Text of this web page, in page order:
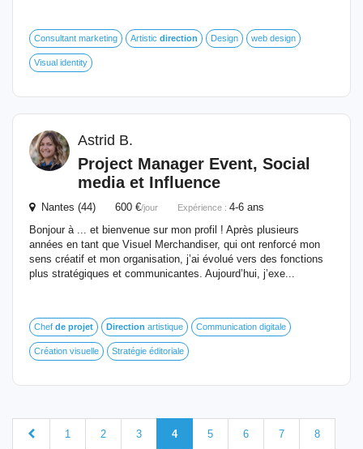
Consultant marketing Artistic direction Design web design
Visual identity
Astrid B.
Project Manager Event, Social
media et Influence
Nantes (44) 600 €/jour Expérience : 4-6 ans
Bonjour à ... et bienvenue sur mon profil ! Après plusieurs
années en tant que Visuel Merchandiser, qui ont renforcé mon
sens créatif et mon organisation, j’ai évolué vers des fonctions
plus stratégiques et communicantes. Aujourd’hui, j’exe...
Chef de projet Direction artistique Communication digitale
Création visuelle Stratégie éditoriale
1 2 3 4 5 6 7 8